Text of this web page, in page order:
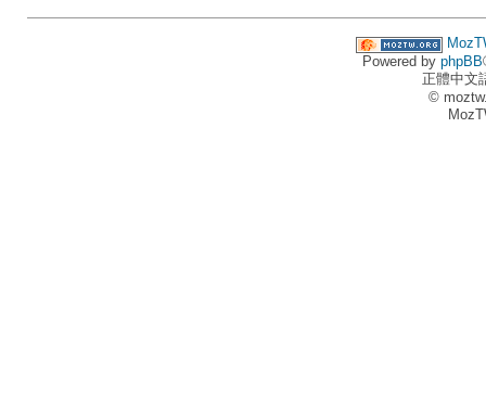
Powered by phpBB
正體中文
©